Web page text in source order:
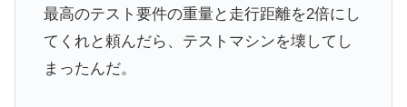
最高のテスト要件の重量と走行距離を2倍にし
てくれと頼んだら、テストマシンを壊してし
まったんだ。